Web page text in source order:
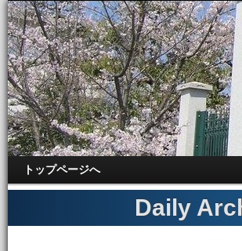
トップページへ
Daily